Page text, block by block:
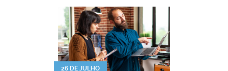
26 DE JULHO